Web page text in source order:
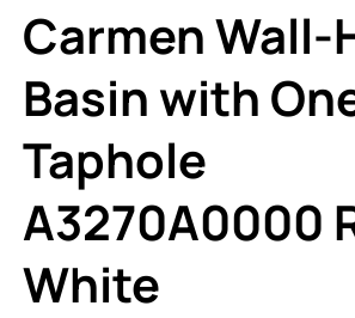
Carmen Wall-
Basin with
Taphole
A3270A0000
White